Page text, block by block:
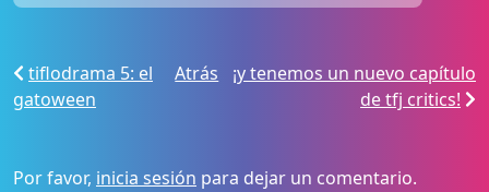
tiflodrama 5: el
gatoween
Atrás
¡y tenemos un nuevo capítulo
de tfj critics!
Por favor, inicia sesión para dejar un comentario.